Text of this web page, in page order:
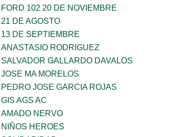
FORD 102 20 DE NOVIEMBRE
21 DE AGOSTO
13 DE SEPTIEMBRE
ANASTASIO RODRIGUEZ
SALVADOR GALLARDO DAVALOS
JOSE MA MORELOS
PEDRO JOSE GARCIA ROJAS
GIS AGS AC
AMADO NERVO
NIÑOS HEROES